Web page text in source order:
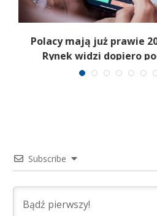
Polacy mają już prawie
Rynek widzi dopiero
Subscribe